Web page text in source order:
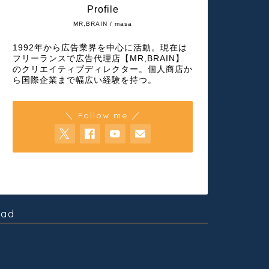
MR,BRAIN / masa
Profile
1992年から広告業界を中心に活動。現在は
フリーランスで広告代理店【MR,BRAIN】
のクリエイティブディレクター。個人商店か
ら国際企業まで幅広い経験を持つ。
＼ Follow me ／
ad